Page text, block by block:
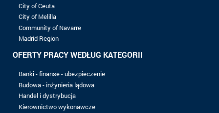
8 do 10 lat
Ponad 10 lat
POZIOM BADAŃ
Bez matrycy
Bac
Bac +2
Bac +3